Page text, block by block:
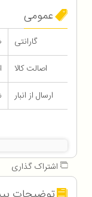
عمومی
گارانتی
اصالت کالا
ارسال از انبار
اشتراک گذاری